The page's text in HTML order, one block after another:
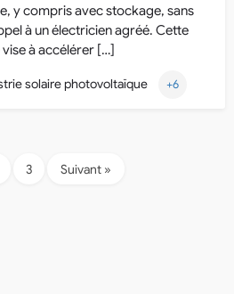
y compris avec stockage, sans
à un électricien agréé. Cette
vise à accélérer […]
solaire photovoltaïque +6
3 Suivant »